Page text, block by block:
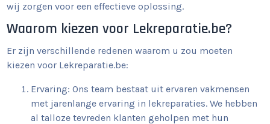
wij zorgen voor een effectieve oplossing.
Waarom kiezen voor Lekreparatie.be?
Er zijn verschillende redenen waarom u zou moeten
kiezen voor Lekreparatie.be:
Ervaring: Ons team bestaat uit ervaren vakmensen
met jarenlange ervaring in lekreparaties. We hebben
al talloze tevreden klanten geholpen met hun